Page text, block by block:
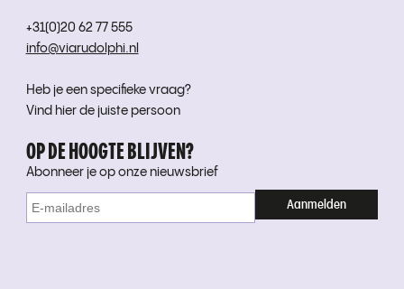
+31(0)20 62 77 555
info@viarudolphi.nl
Heb je een specifieke vraag?
Vind hier de juiste persoon
OP DE HOOGTE BLIJVEN?
Abonneer je op onze nieuwsbrief